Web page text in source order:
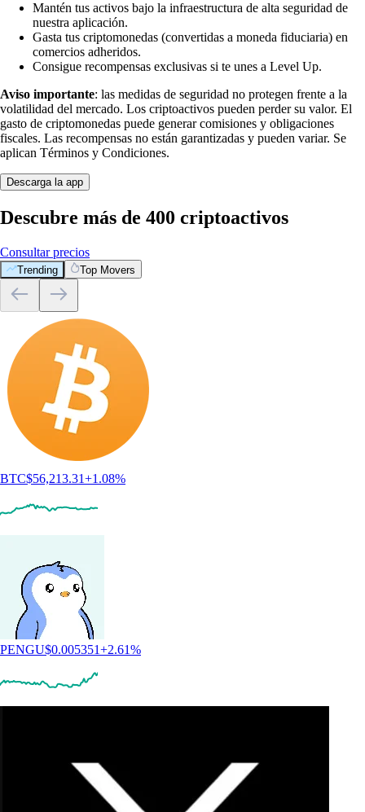
Mantén tus activos bajo la infraestructura de alta seguridad de
nuestra aplicación.
Gasta tus criptomonedas (convertidas a moneda fiduciaria) en
comercios adheridos.
Consigue recompensas exclusivas si te unes a Level Up.
Aviso importante: las medidas de seguridad no protegen frente a la
volatilidad del mercado. Los criptoactivos pueden perder su valor. El
gasto de criptomonedas puede generar comisiones y obligaciones
fiscales. Las recompensas no están garantizadas y pueden variar. Se
aplican Términos y Condiciones.
Descarga la app
Descubre más de 400 criptoactivos
Consultar precios
Trending Top Movers
BTC$56,213.31+1.08%
PENGU$0.005351+2.61%